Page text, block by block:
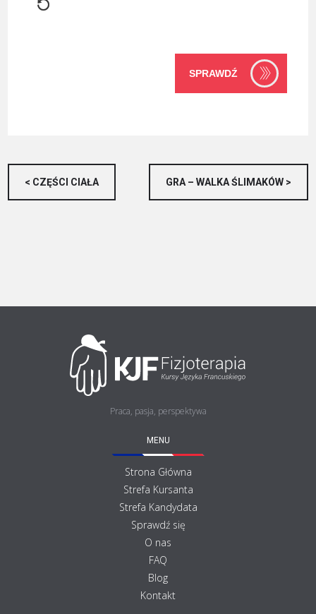
SPRAWDŹ
CZĘŚCI CIAŁA GRA – WALKA ŚLIMAKÓW
Praca, pasja, perspektywa
MENU
Strona Główna
Strefa Kursanta
Strefa Kandydata
Sprawdź się
O nas
FAQ
Blog
Kontakt